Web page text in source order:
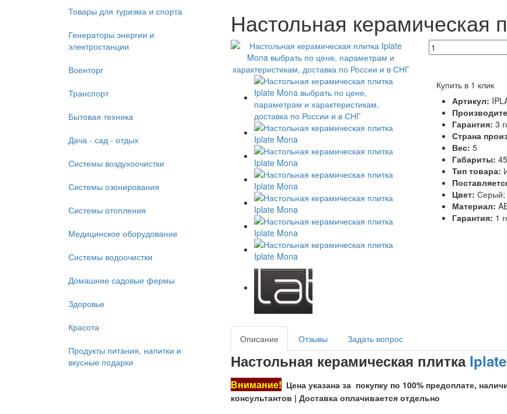
Товары для туризма и спорта
Генераторы энергии и
электростанции
Военторг
Транспорт
Бытовая техника
Дача - сад - отдых
Системы воздухоочистки
Системы озонирования
Системы отопления
Медицинское оборудование
Системы водоочистки
Домашние садовые фермы
Здоровье
Красота
Продукты питания, напитки и
вкусные подарки
Настольная керамическая
Купить в 1 клик
Артикул:
Гарантия: 3
Страна
Вес: 5
Габариты:
Тип товара:
Цвет: Серый;
Материал:
Гарантия: 1
Описание Отзывы Задать вопрос
Настольная керамическая плитка
Внимание! Цена указана за покупку по 100% предоплате,
консультантов | Доставка оплачивается отдельно